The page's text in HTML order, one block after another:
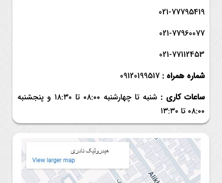
021-77795419
021-77960077
021-77112453
شماره همراه : 09120199517
ساعات کاری : شنبه تا چهارشنبه ۰۸:۰۰ تا ۱۸:۳۰ و
پنجشنبه
۰۸:۰۰ تا ۱۳:۳۰